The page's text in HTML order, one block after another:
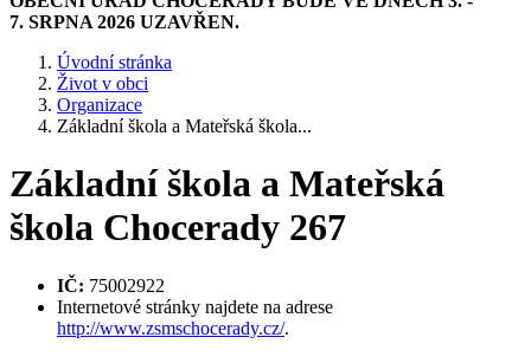
7. SRPNA 2026 UZAVŘEN.
Úvodní stránka
Život v obci
Organizace
Základní škola a Mateřská škola...
Základní škola a Mateřská
škola Chocerady 267
IČ: 75002922
Internetové stránky najdete na adrese
http://www.zsmschocerady.cz/.